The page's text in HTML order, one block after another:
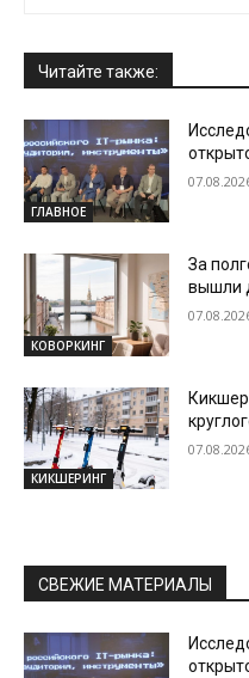
Читайте также:
ГЛАВНОЕ
КОВОРКИНГ
За
вышли
КИКШЕРИНГ
СВЕЖИЕ МАТЕРИАЛЫ